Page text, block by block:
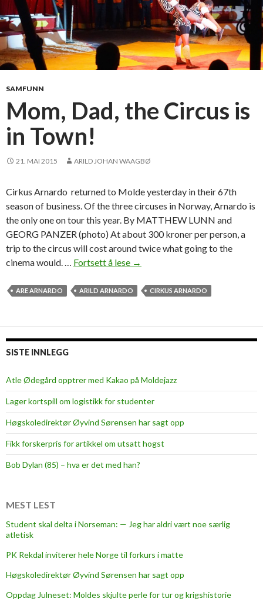
SAMFUNN
Mom, Dad, the Circus is
in Town!
21. MAI 2015 ARILD JOHAN WAAGBØ
Cirkus Arnardo returned to Molde yesterday in their 67th
season of business. Of the three circuses in Norway, Arnardo is
the only one on tour this year. By MATTHEW LUNN and
GEORG PANZER (photo) At about 300 kroner per person, a
trip to the circus will cost around twice what going to the
cinema would. … Fortsett å lese M
m
h
e
i
r
i
T
o
n
→
ARE ARNARDO ARILD ARNARDO CIRKUS ARNARDO
SISTE INNLEGG
Atle Ødegård opptrer med Kakao på Moldejazz
Lager kortspill om logistikk for studenter
Høgskoledirektør Øyvind Sørensen har sagt opp
Fikk forskerpris for artikkel om utsatt hogst
Bob Dylan (85) – hva er det med han?
MEST LEST
Student skal delta i Norseman: — Jeg har aldri vært noe særlig
atletisk
PK Rekdal inviterer hele Norge til forkurs i matte
Høgskoledirektør Øyvind Sørensen har sagt opp
Oppdag Julneset: Moldes skjulte perle for tur og krigshistorie